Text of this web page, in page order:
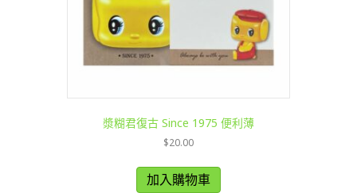
漿糊君復古 Since 1975 便利薄
$20.00
加入購物車